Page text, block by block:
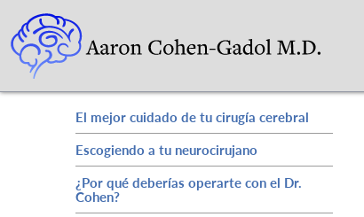
El mejor cuidado de tu cirugía cerebral
Escogiendo a tu neurocirujano
¿Por qué deberías operarte con el Dr.
Cohen?